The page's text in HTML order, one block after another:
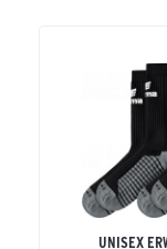
UNISEX